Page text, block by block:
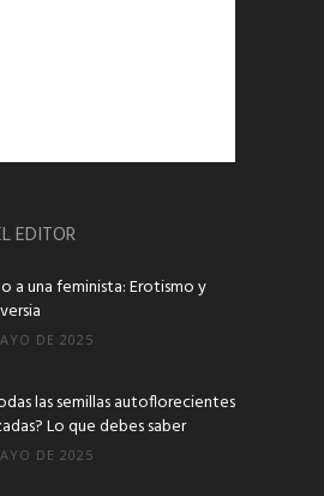
EDITOR
a una feminista: Erotismo y
DE 2025
las semillas autoflorecientes
Lo que debes saber
DE 2025